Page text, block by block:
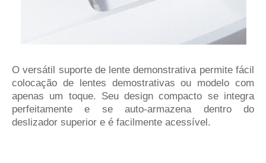
O versátil suporte de lente demonstrativa permite fácil
colocação de lentes demostrativas ou modelo com
apenas um toque. Seu design compacto se integra
perfeitamente e se auto-armazena dentro do
deslizador superior e é facilmente acessível.